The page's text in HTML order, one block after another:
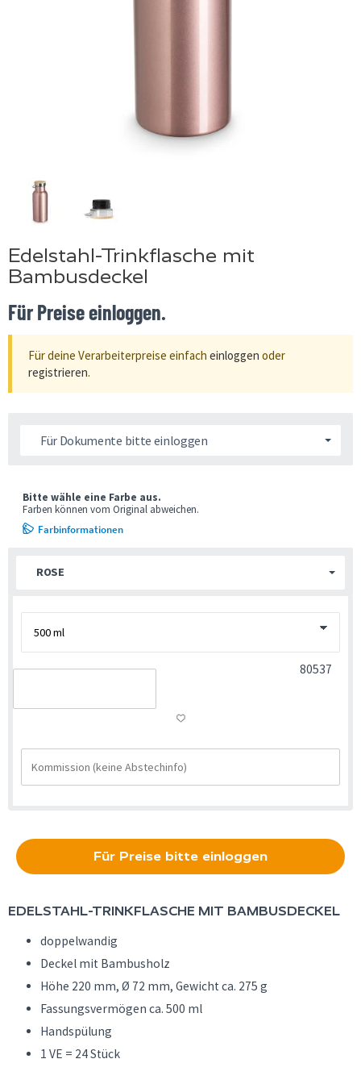
Edelstahl-Trinkflasche mit
Bambusdeckel
Für Preise einloggen.
Für deine Verarbeiterpreise einfach einloggen oder
registrieren.
Für Dokumente bitte einloggen
ROSE
Bitte wähle eine Farbe aus.
Farben können vom Original abweichen.
Farbinformationen
80537
Für Preise bitte einloggen
EDELSTAHL-TRINKFLASCHE MIT BAMBUSDECKEL
doppelwandig
Deckel mit Bambusholz
Höhe 220 mm, Ø 72 mm, Gewicht ca. 275 g
Fassungsvermögen ca. 500 ml
Handspülung
1 VE = 24 Stück